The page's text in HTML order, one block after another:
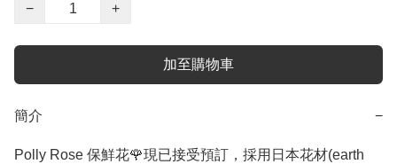
−
+
加至購物車
簡介 −
Polly Rose 保鮮花🌹現已接受預訂，採用日本花材(earth